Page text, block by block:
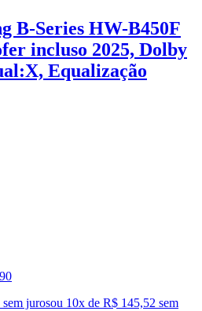
B-Series HW-B450F
incluso 2025, Dolby
Equalização
90
jurosou 10x de R$ 145,52 sem